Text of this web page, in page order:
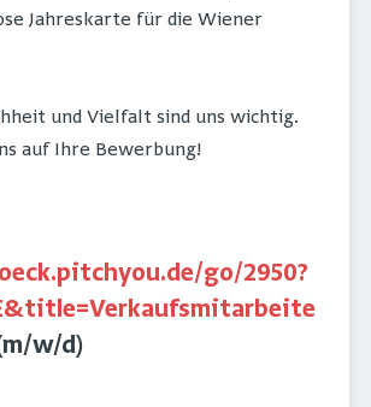
Jahreskarte für die Wiener
und Vielfalt sind uns wichtig.
auf Ihre Bewerbung!
go/2950?
w/d)